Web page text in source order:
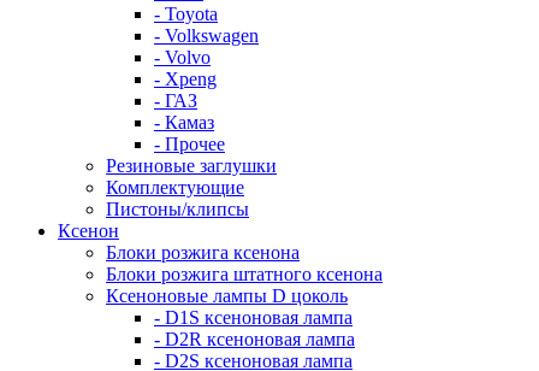
- Toyota
- Volkswagen
- Volvo
- Xpeng
- ГАЗ
- Камаз
- Прочее
Резиновые заглушки
Комплектующие
Пистоны/клипсы
Ксенон
Блоки розжига ксенона
Блоки розжига штатного ксенона
Ксеноновые лампы D цоколь
- D1S ксеноновая лампа
- D2R ксеноновая лампа
- D2S ксеноновая лампа